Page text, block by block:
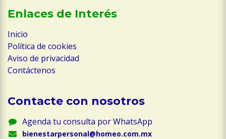
Enlaces de Interés
Inicio
Política de cookies
Aviso de privacidad
Contáctenos
Contacte con nosotros
Agenda tu consulta por WhatsApp
bienestarpersonal@homeo.com.mx